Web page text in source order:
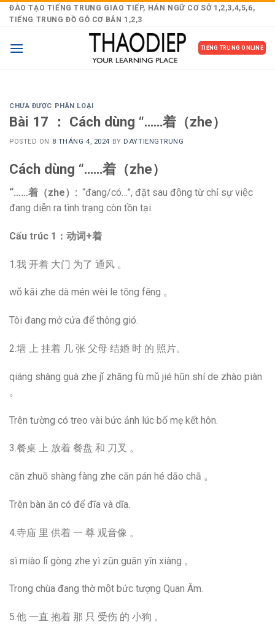
SkipĐÀO TẠO TIẾNG TRUNG GIAO TIẾP, HÁN NGỮ CƠ SỞ 1,2,3,4,5,6,
TIẾNG TRUNG ĐỒ GỖ CƠ BẢN 1,2,3
TIẾNG TRUNG ONLINE
CHƯA ĐƯỢC PHÂN LOẠI
Bài 17 ： Cách dùng “……着（zhe）
POSTED ON 8 THÁNG 4, 2024 BY DAYTIENGTRUNG
Cách dùng “……着（zhe）
“……着（zhe） : “đang/có…”, đặt sau động từ chỉ sự việc
đang diễn ra tình trạng còn tồn tại.
Cấu trúc 1 ：动词+着
1.我 开着 大门 为了 通风 。
wǒ kāi zhe dà mén wèi le tōng fēng 。
Tôi đang mở cửa để thông gió.
2.墙 上 挂着 几 张 父母 结婚 时 的 照片。
qiáng shàng guà zhe jǐ zhāng fù mǔ jié hūn shí de zhào piàn
。
Trên tường có treo vài bức ảnh lúc bố mẹ kết hôn.
3.餐桌 上 放着 餐盘 和 刀叉 。
cān zhuō shàng fàng zhe cān pán hé dāo chā 。
Trên bàn ăn có để đĩa và dĩa.
4.寺庙 里 供着 一 尊 观音像 。
sì miào lǐ gòng zhe yì zūn guān yīn xiàng 。
Trong chùa đang thờ một bức tượng Quan Âm.
5.他 一直 抱着 那 只 受伤 的 小狗 。